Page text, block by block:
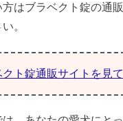
はブラベクト錠の通
。
クト錠通販サイトを見